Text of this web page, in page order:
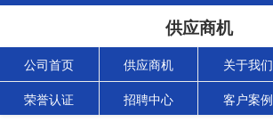
供应商机
公司首页 供应商机 关于我们
荣誉认证 招聘中心 客户案例